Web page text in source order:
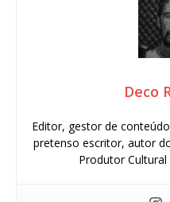
Deco
Editor, gestor de
pretenso escritor, autor
Produtor